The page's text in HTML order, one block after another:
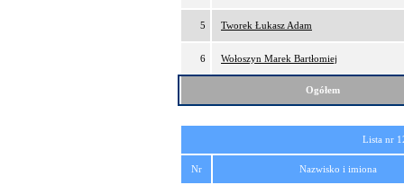
5 Tworek Łukasz Adam
6 Wołoszyn Marek Bartłomiej
Ogółem
Lista nr
Nr Nazwisko i imiona